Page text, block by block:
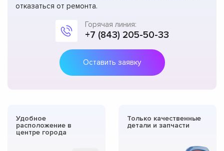
отказаться от ремонта.
Горячая линия:
+7 (843) 205-50-33
Оставить заявку
Удобное
расположение в
центре города
Только качественные
детали и запчасти